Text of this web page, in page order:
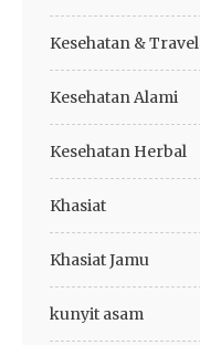
Kesehatan & Travel
Kesehatan Alami
Kesehatan Herbal
Khasiat
Khasiat Jamu
kunyit asam